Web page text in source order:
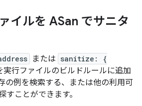
イルを ASan でサニタ
または sanitize: {
実行ファイルのビルドルールに追加
の例を検索する、または他の利用可
すことができます。